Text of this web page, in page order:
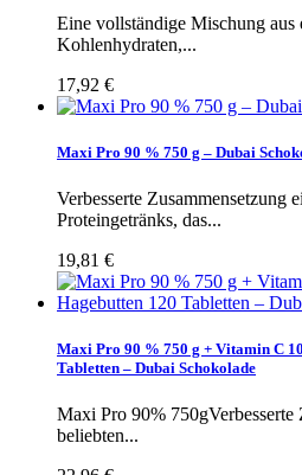
Eine vollständige Mischung aus
Kohlenhydraten,...
17,92 €
Maxi Pro 90 % 750 g – Dubai
Verbesserte Zusammensetzung
Proteingetränks, das...
19,81 €
Maxi Pro 90 % 750 g + Vitamin C
Tabletten – Dubai Schokolade
Maxi Pro 90% 750gVerbesserte
beliebten...